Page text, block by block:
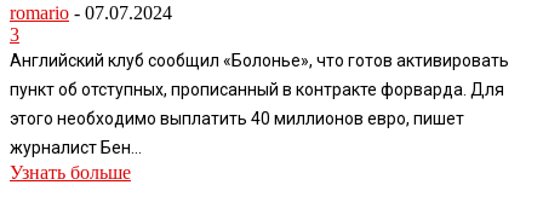
romario - 07.07.2024
3
Английский клуб сообщил «Болонье», что готов активировать
пункт об отступных, прописанный в контракте форварда. Для
этого необходимо выплатить 40 миллионов евро, пишет
журналист Бен...
Узнать больше